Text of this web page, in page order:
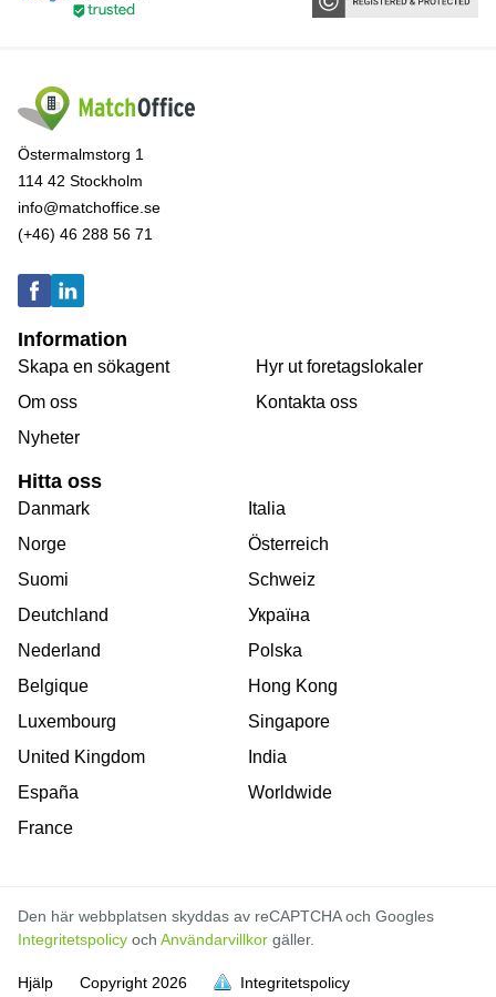
Östermalmstorg 1
114 42 Stockholm
info@matchoffice.se
(+46) 46 288 56 71
Information
Skapa en sökagent
Om oss
Nyheter
Hyr ut foretagslokaler
Kontakta oss
Hitta oss
Danmark
Norge
Suomi
Deutchland
Nederland
Belgique
Luxembourg
United Kingdom
España
France
Italia
Österreich
Schweiz
Україна
Polska
Hong Kong
Singapore
India
Worldwide
Den här webbplatsen skyddas av reCAPTCHA och Googles
Integritetspolicy och Användarvillkor gäller.
Hjälp Copyright 2026 Integritetspolicy